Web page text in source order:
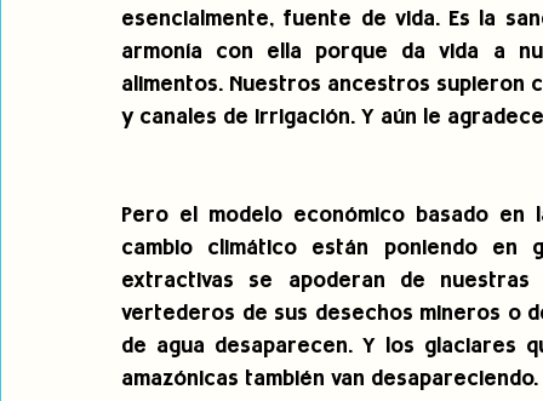
esencialmente, fuente de vida. Es la
armonía con ella porque da vida a
alimentos. Nuestros ancestros supieron
y canales de irrigación. Y aún le
Pero el modelo económico basado
cambio climático están poniendo en
extractivas se apoderan de
vertederos de sus desechos mineros o
de agua desaparecen. Y los glaciares
amazónicas también van desapareciendo.